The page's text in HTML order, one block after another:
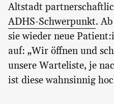
Altstadt
ADHS-Schwerpunkt.
sie wieder neue
auf: „Wir öffnen und
unsere Warteliste, je
ist diese wahnsinnig